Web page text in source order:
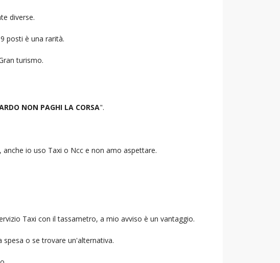
diverse.
posti è una rarità.
turismo.
NON PAGHI LA CORSA".
io uso Taxi o Ncc e non amo aspettare.
Taxi con il tassametro, a mio avviso è un vantaggio.
o se trovare un'alternativa.